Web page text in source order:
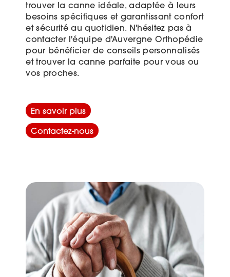
trouver la canne idéale, adaptée à leurs
besoins spécifiques et garantissant confort
et sécurité au quotidien. N'hésitez pas à
contacter l'équipe d'Auvergne Orthopédie
pour bénéficier de conseils personnalisés
et trouver la canne parfaite pour vous ou
vos proches.
En savoir plus
Contactez-nous